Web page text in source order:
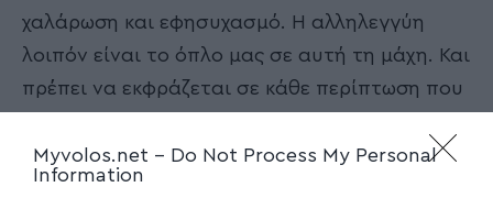
Myvolos.net - Do Not Process My Personal
Information
χαλάρωση και εφησυχασμό. Η αλληλεγγύη
λοιπόν είναι το όπλο μας σε αυτή τη μάχη. Και
πρέπει να εκφράζεται σε κάθε περίπτωση που
της ληστρικής καπιταλιστικής πολιτικής.
Δεν χαλαρώνουμε και δεν ξεΝΕΡΟνουμε.